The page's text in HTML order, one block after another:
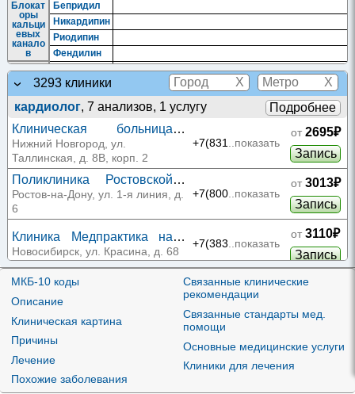
Блокат
оры
кальци
евых
канало
в
Бепридил
Никардипин
Риодипин
Фендилин
Н-
Холино
литики
(гангли
облока
торы)
Фуброгония
йодид
Нитрат
ы и
оподоб
ные
средст
Изосорбида
динитрат
Аэросонит Изо Мак ретард|Изокет|
Изолонг
Общет
онизир
средст
ва и
адапто
гены
Бендазол
Папаве
рин и
произв
одные
Веро-Дротаверин
одные
иазепи
Дилтиазем Ланнахер
Произв
Акридипин
3293 клиники X
X
кардиолог, 7 анализов, 1 услугу
Подробнее
Клиническая больница
РЖД-Медицина на
Таллинской
Нижний Новгород, ул.
Таллинская, д. 8В, корп. 2
+7(831..показать
от 2695₽
Запись
Поликлиника Ростовской
КБ ЮОМЦ ФМБА на 1-й
линии
Ростов-на-Дону, ул. 1-я линия, д.
6
+7(800..показать
от 3013₽
Запись
Клиника Медпрактика на
Красина
Новосибирск, ул. Красина, д. 68
+7(383..показать
от 3110₽
Запись
Логон-Клиника на
Братиславской
Москва, ул. Братиславская, д.
+7(495..показать
от 3338₽
РЖД Медицина на
Николая Ершова
Казань, ул. Николая Ершова, д.
65
+7(843..показать
Запись
Биомед на Туфана
МКБ-10 коды
Описание
Клиническая картина
Причины
Лечение
Похожие заболевания
Связанные клинические
рекомендации
Связанные стандарты мед.
помощи
Основные медицинские услуги
Клиники для лечения